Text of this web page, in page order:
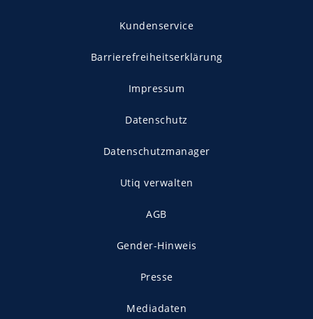
Kundenservice
Barrierefreiheitserklärung
Impressum
Datenschutz
Datenschutzmanager
Utiq verwalten
AGB
Gender-Hinweis
Presse
Mediadaten